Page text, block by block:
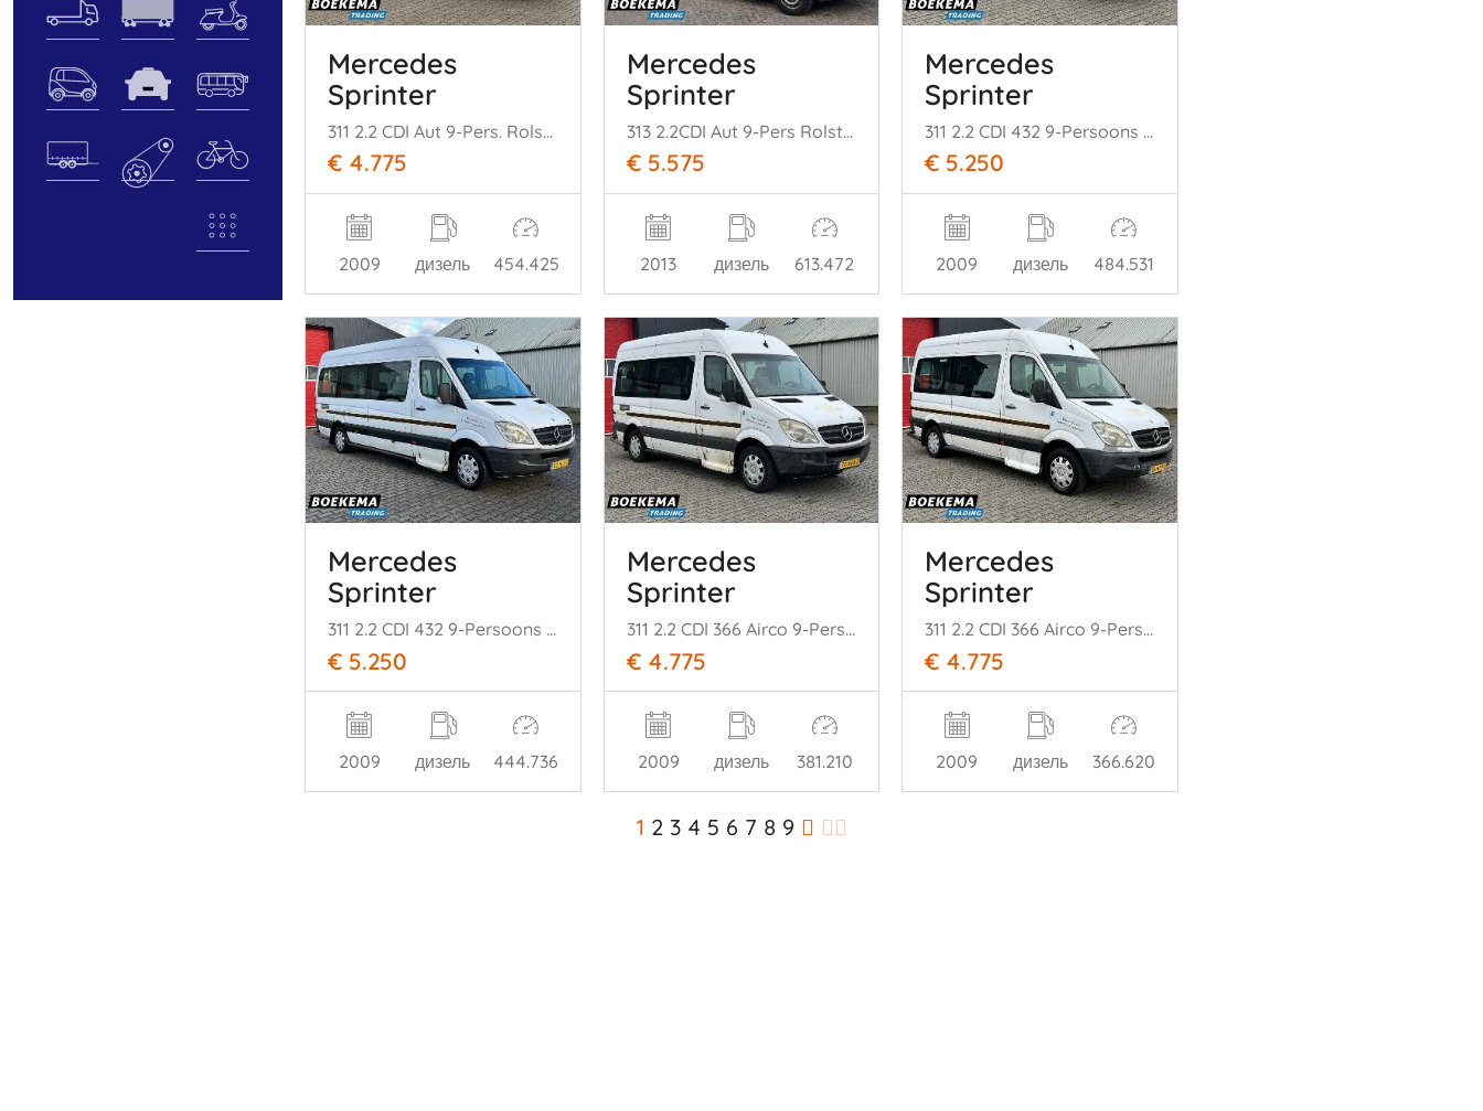
Mercedes
Sprinter
311 2.2 CDI Aut 9-Pers. Rolstoellift Airco
€ 4.775
2009 дизель 454.425
Mercedes
Sprinter
313 2.2CDI Aut 9-Pers Rolstoellift Airco
€ 5.575
2013 дизель 613.472
Mercedes
Sprinter
311 2.2 CDI 432 9-Persoons Rolstoellift Airco Automaat
€ 5.250
2009 дизель 484.531
Mercedes
Sprinter
311 2.2 CDI 432 9-Persoons Rolstoellift Automaat Airco
€ 5.250
2009 дизель 444.736
Mercedes
Sprinter
311 2.2 CDI 366 Airco 9-Persoons Rolstoellift Automaat
€ 4.775
2009 дизель 381.210
Mercedes
Sprinter
311 2.2 CDI 366 Airco 9-Persoons Rolstoellift Automaat
€ 4.775
2009 дизель 366.620
1 2 3 4 5 6 7 8 9